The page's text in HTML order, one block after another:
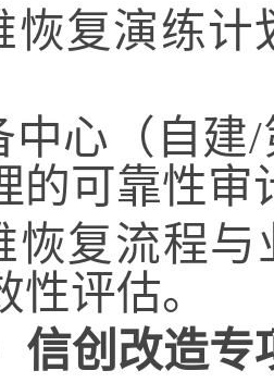
恢复演练计
中心（自建/
的可靠性审
恢复流程
评估。
信创改造专